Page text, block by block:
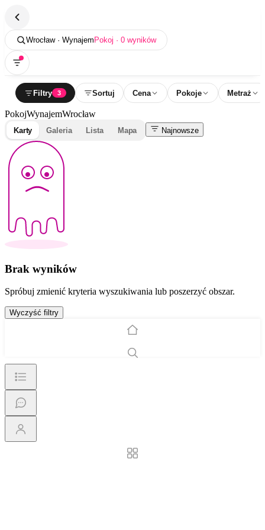
Wrocław · Wynajem Pokoj · 0 wyników
Filtry 3 Sortuj Cena Pokoje Metraż
PokojWynajemWrocław
Karty Galeria Lista Mapa Najnowsze
Brak wyników
Spróbuj zmienić kryteria wyszukiwania lub poszerzyć obszar.
Wyczyść filtry